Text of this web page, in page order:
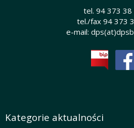
tel. 94 373 38
tel./fax 94 373
e-mail:
Kategorie aktualności